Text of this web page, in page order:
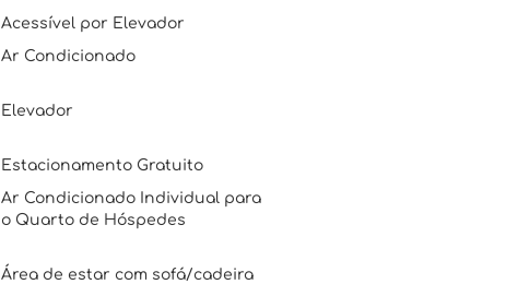
Acessível por Elevador
Ar Condicionado
Elevador
Estacionamento Gratuito
Ar Condicionado Individual para
o Quarto de Hóspedes
Área de estar com sofá/cadeira